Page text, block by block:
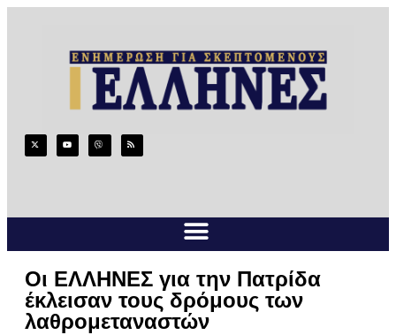
Οι ΕΛΛΗΝΕΣ για την Πατρίδα
έκλεισαν τους δρόμους των
λαθρομεταναστών